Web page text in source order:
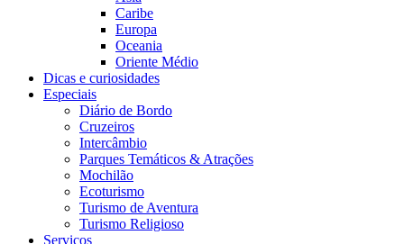
Caribe
Europa
Oceania
Oriente Médio
Dicas e curiosidades
Especiais
Diário de Bordo
Cruzeiros
Intercâmbio
Parques Temáticos & Atrações
Mochilão
Ecoturismo
Turismo de Aventura
Turismo Religioso
Serviços